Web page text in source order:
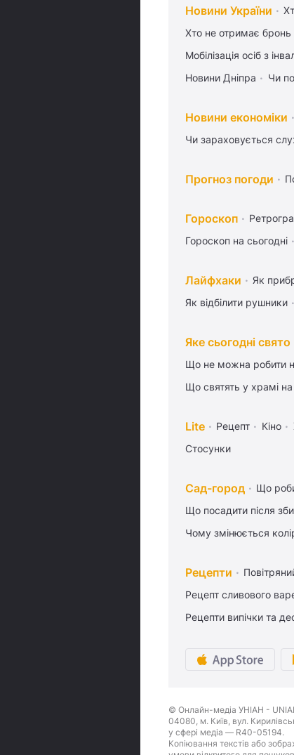
Новини України
Хто не отримає бронь
Мобілізація осіб з
Новини Дніпра
Чи
Новини економіки
Чи зараховується
Прогноз погоди
Гороскоп
Гороскоп на сьогодні
Лайфхаки Як
Як відбілити рушники
Яке сьогодні свято
Що не можна робити
Що святять у храмі
Lite Рецепт Кіно
Стосунки
Сад-город Що
Що посадити після
Чому змінюється
Рецепти
Рецепт сливового
Рецепти випічки та
© Онлайн-медіа УНІАН -
04080, м. Київ, вул.
у сфері медіа — R40-05194.
Копіювання текстів або